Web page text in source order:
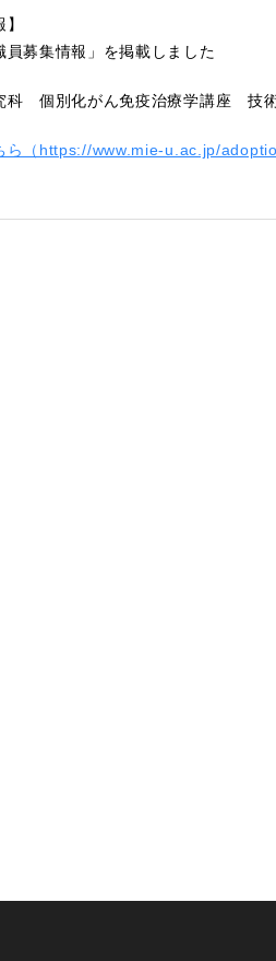
員募集情報」を掲載しました
科 個別化がん免疫治療学講座 技
ら（https://www.mie-u.ac.jp/